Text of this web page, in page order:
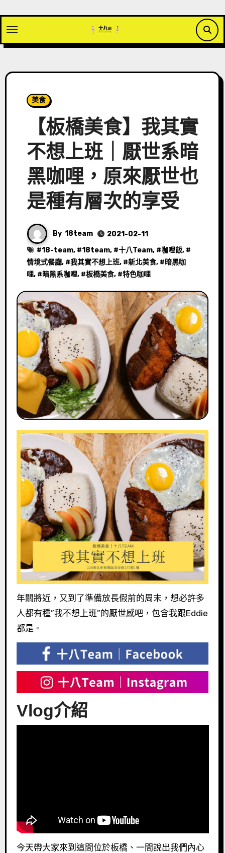
content
美食
【板橋美食】我其實
不想上班｜厭世系暗
黑咖哩，原來厭世也
是種有層次的享受
By 18team
2021-02-11
#18-team, #18team, #十八Team, #咖哩飯, #
情境式餐廳, #我其實不想上班, #新北美食, #暗黑咖
哩, #暗黑系咖哩, #板橋美食, #特色咖哩
年關將近，又到了準備放長假前的周末，想必許多
人都有種”我不想上班”的厭世感吧，包含我跟Eddie
都是。
Vlog介紹
今天帶大家來到這間位於板橋、一間說出我們內心